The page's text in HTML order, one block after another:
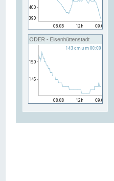
ODER - Eisenhüttenstadt